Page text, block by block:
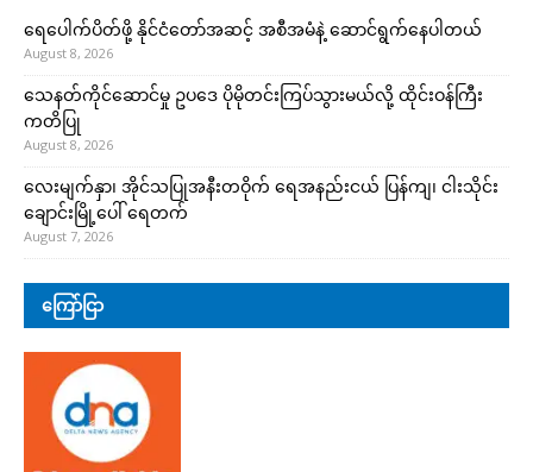
ရေပေါက်ပိတ်ဖို့ နိုင်ငံတော်အဆင့် အစီအမံနဲ့ ဆောင်ရွက်နေပါတယ်
August 8, 2026
သေနတ်ကိုင်ဆောင်မှု ဥပဒေ ပိုမိုတင်းကြပ်သွားမယ်လို့ ထိုင်းဝန်ကြီး
ကတိပြု
August 8, 2026
လေးမျက်နှာ၊ အိုင်သပြုအနီးတဝိုက် ရေအနည်းငယ် ပြန်ကျ၊ ငါးသိုင်း
ချောင်းမြို့ပေါ် ရေတက်
August 7, 2026
ကြော်ငြာ